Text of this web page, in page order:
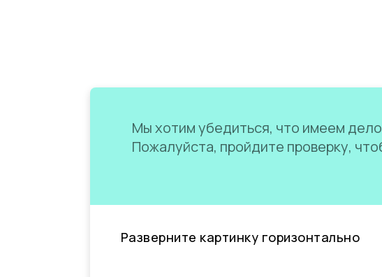
Мы хотим убедиться, что имеем
Пожалуйста, пройдите проверку,
Разверните картинку горизонтально